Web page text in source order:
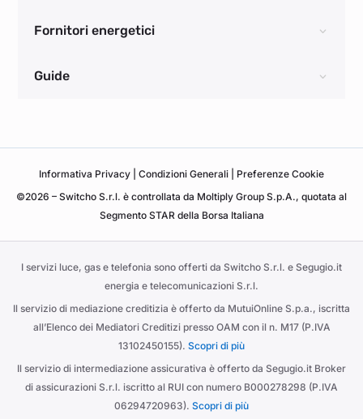
Fornitori energetici
Guide
Informativa Privacy Condizioni Generali
Preferenze Cookie
©2026 – Switcho S.r.l. è controllata da Moltiply Group S.p.A., quotata al
Segmento STAR della Borsa Italiana
I servizi luce, gas e telefonia sono offerti da Switcho S.r.l. e Segugio.it
energia e telecomunicazioni S.r.l.
Il servizio di mediazione creditizia è offerto da MutuiOnline S.p.a., iscritta
all’Elenco dei Mediatori Creditizi presso OAM con il n. M17 (P.IVA
13102450155). Scopri di più
Il servizio di intermediazione assicurativa è offerto da Segugio.it Broker
di assicurazioni S.r.l. iscritto al RUI con numero B000278298 (P.IVA
06294720963). Scopri di più